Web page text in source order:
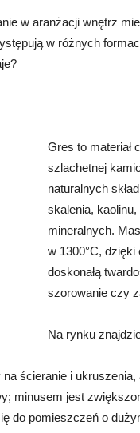
w aranżacji wnętrz
w różnych
Gres to materiał
szlachetnej
naturalnych
skalenia,
mineralnych.
w 1300°C,
doskonałą
szorowanie czy
Na rynku
ścieranie i
minusem jest
do pomieszczeń o